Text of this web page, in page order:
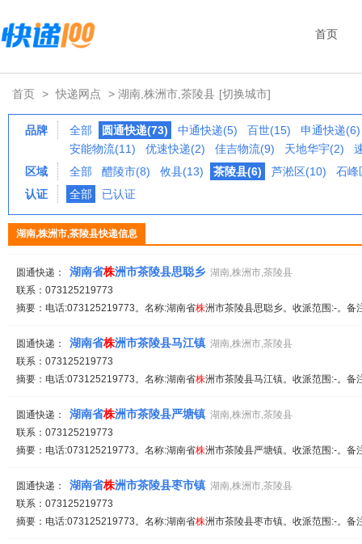
首页
首页 > 快递网点 > 湖南,株洲市,茶陵县 [切换城市]
品牌 全部 圆通快递(73) 中通快递(5) 百世(15)
申通快递(6)
安能物流(11)
优速快递(2) 佳吉物流(9) 天地华宇(2)
区域
全部 醴陵市(8) 攸县(13) 茶陵县(6) 芦淞区(10)
石峰
认证
全部 已认证
湖南,株洲市,茶陵县快递信息
圆通快递： 湖南省株洲市茶陵县思聪乡 湖南,株洲市,茶陵县
联系：073125219773
摘要：电话:073125219773。名称:湖南省株洲市茶陵县思聪乡。收派范围:-。
圆通快递： 湖南省株洲市茶陵县马江镇 湖南,株洲市,茶陵县
联系：073125219773
摘要：电话:073125219773。名称:湖南省株洲市茶陵县马江镇。收派范围:-。
圆通快递： 湖南省株洲市茶陵县严塘镇 湖南,株洲市,茶陵县
联系：073125219773
摘要：电话:073125219773。名称:湖南省株洲市茶陵县严塘镇。收派范围:-。
圆通快递： 湖南省株洲市茶陵县枣市镇 湖南,株洲市,茶陵县
联系：073125219773
摘要：电话:073125219773。名称:湖南省株洲市茶陵县枣市镇。收派范围:-。